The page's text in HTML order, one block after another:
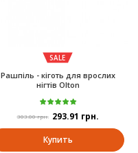
SALE
Рашпіль - кіготь для врослих
нігтів Olton
303.00 грн. 293.91 грн.
Купить